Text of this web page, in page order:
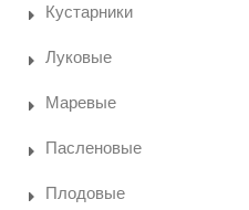
Кустарники
Луковые
Маревые
Пасленовые
Плодовые